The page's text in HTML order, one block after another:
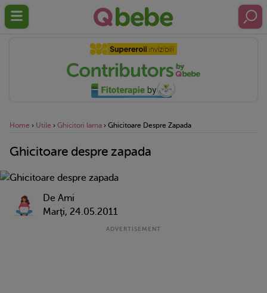
Home › Utile › Ghicitori Iarna › Ghicitoare Despre Zapada
Ghicitoare despre zapada
De Ami
Marţi, 24.05.2011